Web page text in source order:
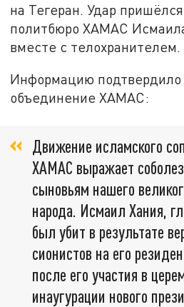
на Тегеран. Удар
политбюро ХАМАС
вместе с телохранителем.
Информацию подтвердило
объединение ХАМАС:
Движение исламского
ХАМАС выражает
сыновьям нашего
народа. Исмаил Хания,
был убит в результате
сионистов на его
после его участия в
инаугурации нового